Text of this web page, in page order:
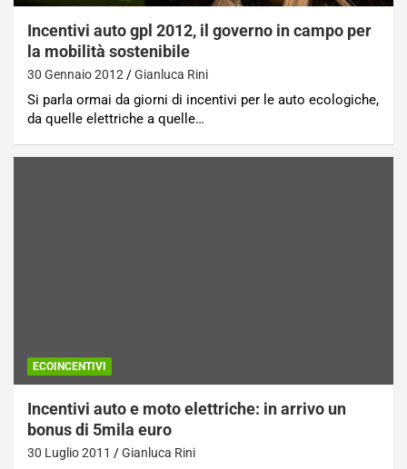
Incentivi auto gpl 2012, il governo in campo per
la mobilità sostenibile
30 Gennaio 2012 Gianluca Rini
Si parla ormai da giorni di incentivi per le auto ecologiche,
da quelle elettriche a quelle…
ECOINCENTIVI
Incentivi auto e moto elettriche: in arrivo un
bonus di 5mila euro
30 Luglio 2011 Gianluca Rini